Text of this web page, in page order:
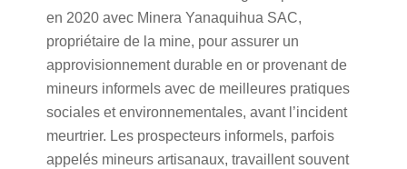
en 2020 avec Minera Yanaquihua SAC,
propriétaire de la mine, pour assurer un
approvisionnement durable en or provenant de
mineurs informels avec de meilleures pratiques
sociales et environnementales, avant l’incident
meurtrier. Les prospecteurs informels, parfois
appelés mineurs artisanaux, travaillent souvent